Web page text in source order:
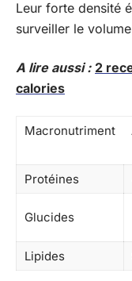
Leur forte densité
surveiller le
A lire aussi : 2
calories
Macronutriment
Protéines
Glucides
Lipides